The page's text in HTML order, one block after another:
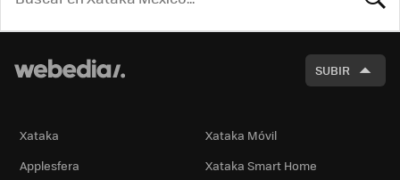
SUBIR
Xataka
Xataka Móvil
Applesfera
Xataka Smart Home